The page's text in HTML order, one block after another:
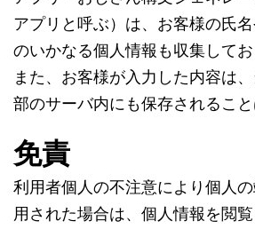
アプリと呼ぶ）は、お客様の氏
のいかなる個人情報も収集してお
また、お客様が入力した内容は
部のサーバ内にも保存されること
免責
利用者個人の不注意により個人
用された場合は、個人情報を閲